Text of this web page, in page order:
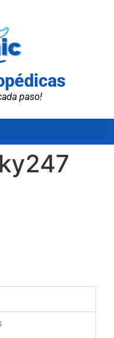
paso!